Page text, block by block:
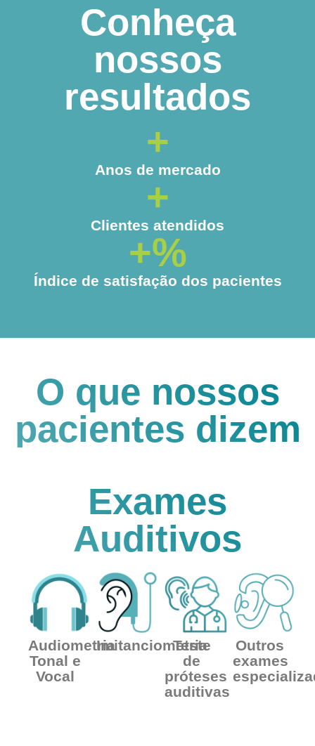
Conheça
nossos
resultados
Anos de mercado
+
Clientes atendidos
+
Índice de satisfação dos pacientes
+%
O que nossos
pacientes dizem
Exames
Auditivos
Audiometria
Tonal e
Vocal
Imitanciometria
Teste
de
próteses
auditivas
Outros
exames